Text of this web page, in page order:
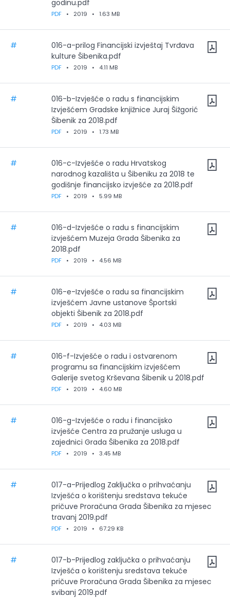
godinu.pdf
PDF • 2019 • 1.63 MB
#
016-a-prilog Financijski izvještaj Tvrđava
kulture Šibenika.pdf
PDF • 2019 • 4.11 MB
#
016-b-Izvješće o radu s financijskim
Izvješćem Gradske knjižnice Juraj Šižgorić
Šibenik za 2018.pdf
PDF • 2019 • 1.73 MB
#
016-c-Izvješće o radu Hrvatskog
narodnog kazališta u Šibeniku za 2018 te
godišnje financijsko izvješće za 2018.pdf
PDF • 2019 • 5.99 MB
#
016-d-Izvješće o radu s financijskim
izvješćem Muzeja Grada Šibenika za
2018.pdf
PDF • 2019 • 4.56 MB
#
016-e-Izvješće o radu sa financijskim
izvješćem Javne ustanove Športski
objekti Šibenik za 2018.pdf
PDF • 2019 • 4.03 MB
#
016-f-Izvješće o radu i ostvarenom
programu sa financijskim izvješćem
Galerije svetog Krševana Šibenik u 2018.pdf
PDF • 2019 • 4.60 MB
#
016-g-Izvješće o radu i financijsko
izvješće Centra za pružanje usluga u
zajednici Grada Šibenika za 2018.pdf
PDF • 2019 • 3.45 MB
#
017-a-Prijedlog Zaključka o prihvaćanju
Izvješća o korištenju sredstava tekuće
pričuve Proračuna Grada Šibenika za mjesec
travanj 2019.pdf
PDF • 2019 • 67.29 KB
#
017-b-Prijedlog zaključka o prihvaćanju
Izvješća o korištenju sredstava tekuće
pričuve Proračuna Grada Šibenika za mjesec
svibanj 2019.pdf